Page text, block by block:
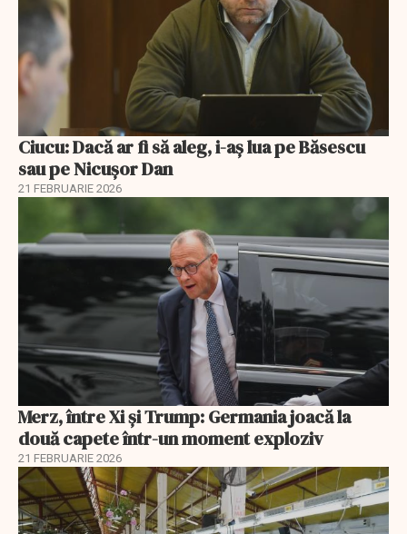
Ciucu: Dacă ar fi să aleg, i-aș lua pe Băsescu
sau pe Nicușor Dan
21 FEBRUARIE 2026
Merz, între Xi și Trump: Germania joacă la
două capete într-un moment exploziv
21 FEBRUARIE 2026